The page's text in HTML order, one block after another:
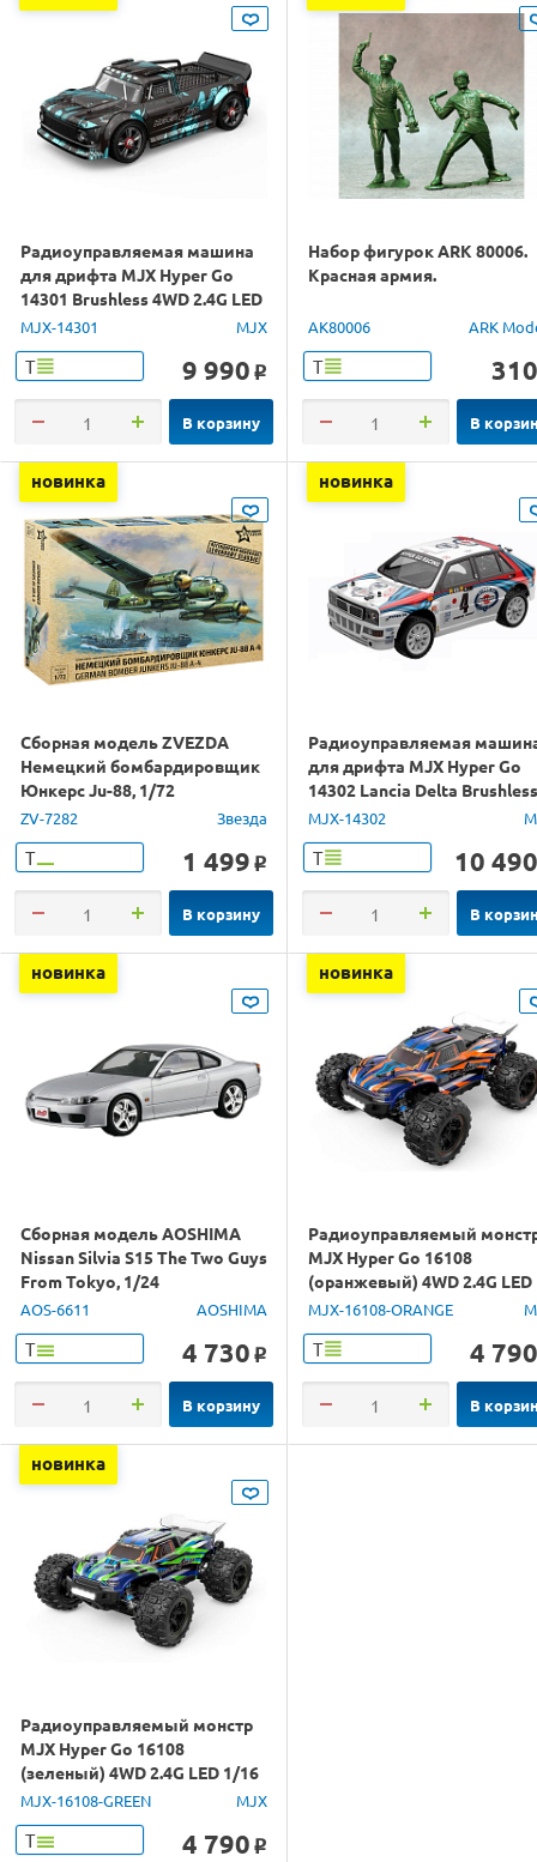
Радиоуправляемая машина
для дрифта MJX Hyper Go
14301 Brushless 4WD 2.4G LED
1/14 RTR
MJX-14301 MJX
Т 9 990 o
В корзину
Набор фигурок ARK 80006.
Красная армия.
AK80006 ARK
Т 310
В
новинка
Сборная модель ZVEZDA
Немецкий бомбардировщик
Юнкерс Ju-88, 1/72
ZV-7282 Звезда
Т 1 499 o
В корзину
новинка
Радиоуправляемая
для дрифта MJX Hyper Go
14302 Lancia Delta Brushless
4WD 2.4G LED 1/14 RTR
MJX-14302
Т 10 490
В
новинка
Сборная модель AOSHIMA
Nissan Silvia S15 The Two Guys
From Tokyo, 1/24
AOS-6611 AOSHIMA
Т 4 730 o
В корзину
новинка
Радиоуправляемый
MJX Hyper Go 16108
(оранжевый) 4WD 2.4G LED
1/16 RTR
MJX-16108-ORANGE
Т 4 790
В
новинка
Радиоуправляемый монстр
MJX Hyper Go 16108
(зеленый) 4WD 2.4G LED 1/16
RTR
MJX-16108-GREEN MJX
Т 4 790 o